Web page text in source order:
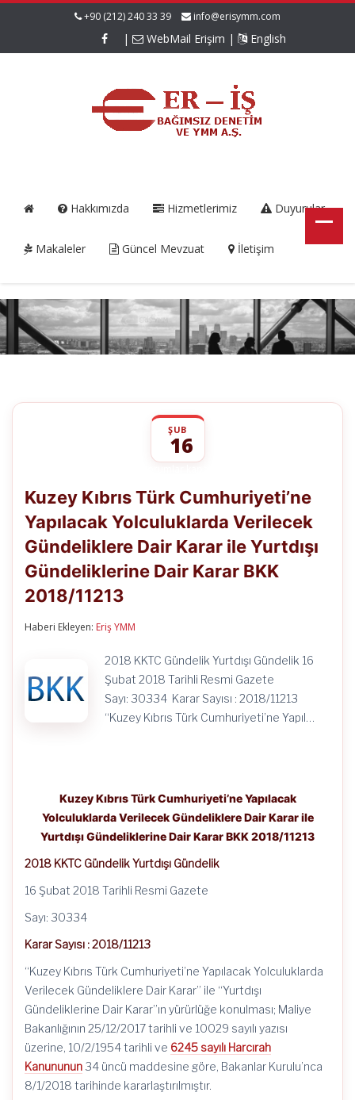
+90 (212) 240 33 39 info@erisymm.com
| WebMail Erişim | English
Hakkımızda Hizmetlerimiz Duyurular
Makaleler Güncel Mevzuat İletişim
ŞUB
16
Türk
Cumhuriyeti’ne
Yapılacak
Verilecek
Gündeliklere
Dair
Karar
2018/11213
için
Kuzey Kıbrıs Türk Cumhuriyeti’ne
Yapılacak Yolculuklarda Verilecek
Gündeliklere Dair Karar ile Yurtdışı
Gündeliklerine Dair Karar BKK
2018/11213
Haberi Ekleyen: Eriş YMM
2018 KKTC Gündelik Yurtdışı Gündelik 16
Şubat 2018 Tarihli Resmi Gazete
Sayı: 30334 Karar Sayısı : 2018/11213
“Kuzey Kıbrıs Türk Cumhuriyeti’ne Yapıl…
Kuzey Kıbrıs Türk Cumhuriyeti’ne Yapılacak
Yolculuklarda Verilecek Gündeliklere Dair Karar ile
Yurtdışı Gündeliklerine Dair Karar BKK 2018/11213
2018 KKTC Gündelik Yurtdışı Gündelik
16 Şubat 2018 Tarihli Resmi Gazete
Sayı: 30334
Karar Sayısı : 2018/11213
“Kuzey Kıbrıs Türk Cumhuriyeti’ne Yapılacak Yolculuklarda
Verilecek Gündeliklere Dair Karar” ile “Yurtdışı
Gündeliklerine Dair Karar”ın yürürlüğe konulması; Maliye
Bakanlığının 25/12/2017 tarihli ve 10029 sayılı yazısı
üzerine, 10/2/1954 tarihli ve 6245 sayılı Harcırah
Kanununun 34 üncü maddesine göre, Bakanlar Kurulu’nca
8/1/2018 tarihinde kararlaştırılmıştır.